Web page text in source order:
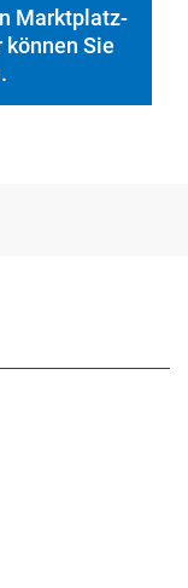
Marktplatz-
Sie